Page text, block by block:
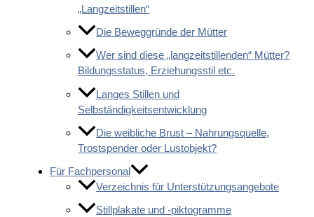
„Langzeitstillen“
Die Beweggründe der Mütter
Wer sind diese „langzeitstillenden“ Mütter?
Bildungsstatus, Erziehungsstil etc.
Langes Stillen und
Selbständigkeitsentwicklung
Die weibliche Brust – Nahrungsquelle,
Trostspender oder Lustobjekt?
Für Fachpersonal
Verzeichnis für Unterstützungsangebote
Stillplakate und -piktogramme